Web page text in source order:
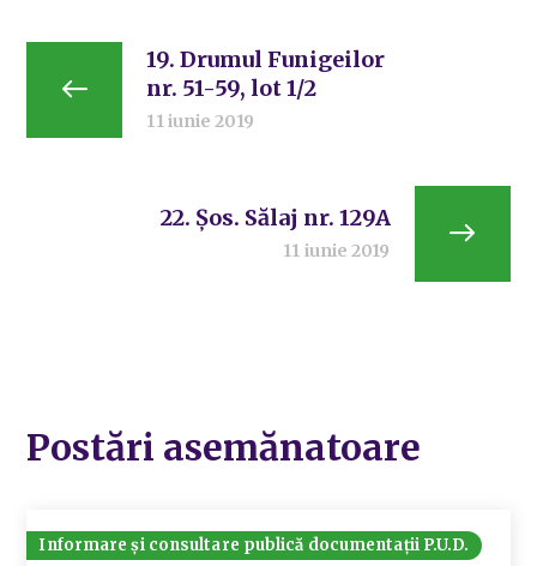
19. Drumul Funigeilor
nr. 51-59, lot 1/2
11 iunie 2019
22. Șos. Sălaj nr. 129A
11 iunie 2019
Postări asemănatoare
Informare și consultare publică documentații P.U.D.